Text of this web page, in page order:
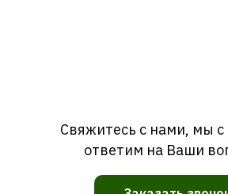
Свяжитесь с нами, мы
ответим на Ваши